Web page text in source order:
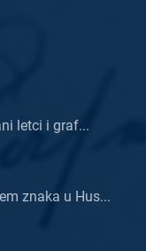
letci i graf...
znaka u Hus...